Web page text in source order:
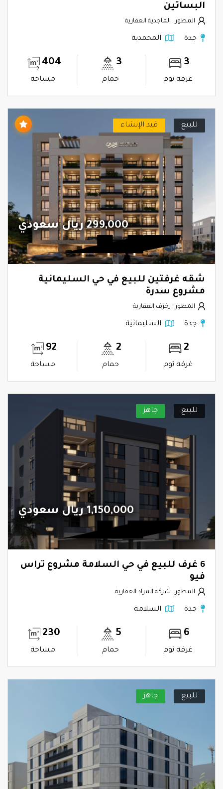
البساتين
المطور : الماجدية العقارية
جدة المحمدية
3
غرفة نوم
3
حمام
404
مساحة
للبيع قيد الإنشاء
299,000 ريال سعودي
شقه غرفتين للبيع في حي السليمانية
مشروع سدرة
المطور : زخرف العقارية
جدة السليمانية
2
غرفة نوم
2
حمام
92
مساحة
للبيع جاهز
1,150,000 ريال سعودي
6 غرف للبيع في حي السلامة مشروع تراس
فيو
المطور : شركة المراد العقارية
جدة السلامة
6
غرفة نوم
5
حمام
230
مساحة
للبيع جاهز